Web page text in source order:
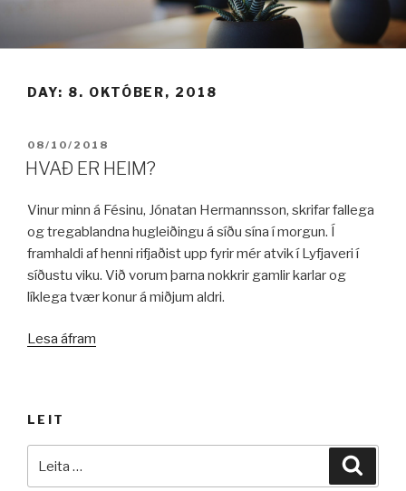
efni
DAY: 8. OKTÓBER, 2018
BIRT:
08/10/2018
HVAÐ ER HEIM?
Vinur minn á Fésinu, Jónatan Hermannsson, skrifar fallega
og tregablandna hugleiðingu á síðu sína í morgun. Í
framhaldi af henni rifjaðist upp fyrir mér atvik í Lyfjaveri í
síðustu viku. Við vorum þarna nokkrir gamlir karlar og
líklega tvær konur á miðjum aldri.
Lesa áfram
LEIT
að: